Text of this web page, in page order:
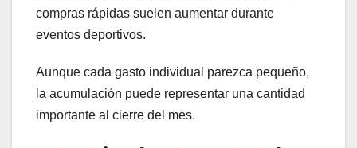
compras rápidas suelen aumentar durante
eventos deportivos.
Aunque cada gasto individual parezca pequeño,
la acumulación puede representar una cantidad
importante al cierre del mes.